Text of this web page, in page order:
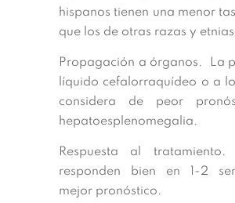
hispanos tienen una menor
que los de otras razas y
Propagación a órganos. La
líquido cefalorraquídeo o a
considera de peor
hepatoesplenomegalia.
Respuesta al
responden bien en 1-2
mejor pronóstico.